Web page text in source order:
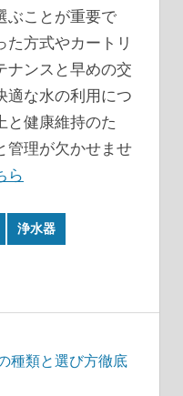
ぶことが重要で
た方式やカートリ
ナンスと早めの交
適な水の利用につ
と健康維持のた
管理が欠かせませ
ら
浄水器
種類と選び方徹底